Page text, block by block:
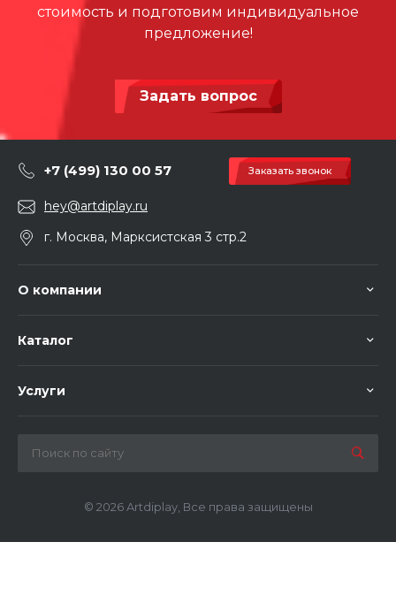
стоимость и подготовим индивидуальное
предложение!
Задать вопрос
+7 (499) 130 00 57 Заказать звонок
hey@artdiplay.ru
г. Москва, Марксистская 3 стр.2
О компании
Каталог
Услуги
© 2026 Artdiplay, Все права защищены